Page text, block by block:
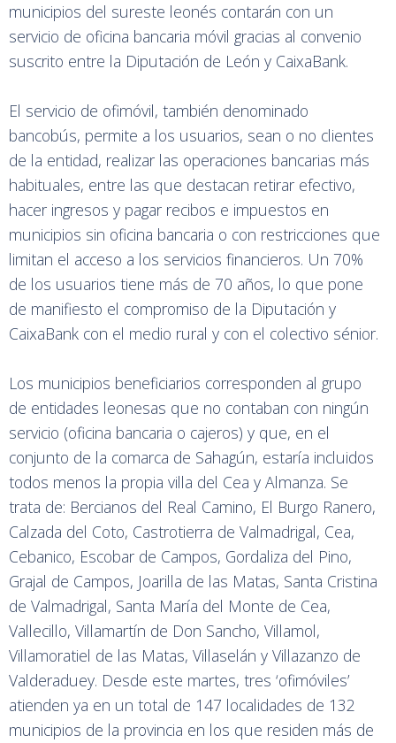
municipios del sureste leonés contarán con un
servicio de oficina bancaria móvil gracias al convenio
suscrito entre la Diputación de León y CaixaBank.
El servicio de ofimóvil, también denominado
bancobús, permite a los usuarios, sean o no clientes
de la entidad, realizar las operaciones bancarias más
habituales, entre las que destacan retirar efectivo,
hacer ingresos y pagar recibos e impuestos en
municipios sin oficina bancaria o con restricciones que
limitan el acceso a los servicios financieros. Un 70%
de los usuarios tiene más de 70 años, lo que pone
de manifiesto el compromiso de la Diputación y
CaixaBank con el medio rural y con el colectivo sénior.
Los municipios beneficiarios corresponden al grupo
de entidades leonesas que no contaban con ningún
servicio (oficina bancaria o cajeros) y que, en el
conjunto de la comarca de Sahagún, estaría incluidos
todos menos la propia villa del Cea y Almanza. Se
trata de: Bercianos del Real Camino, El Burgo Ranero,
Calzada del Coto, Castrotierra de Valmadrigal, Cea,
Cebanico, Escobar de Campos, Gordaliza del Pino,
Grajal de Campos, Joarilla de las Matas, Santa Cristina
de Valmadrigal, Santa María del Monte de Cea,
Vallecillo, Villamartín de Don Sancho, Villamol,
Villamoratiel de las Matas, Villaselán y Villazanzo de
Valderaduey. Desde este martes, tres ‘ofimóviles’
atienden ya en un total de 147 localidades de 132
municipios de la provincia en los que residen más de